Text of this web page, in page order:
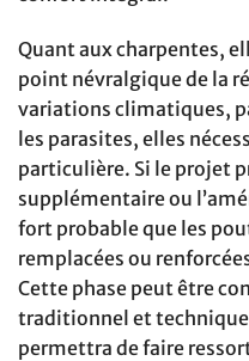
Quant aux charpentes,
point névralgique de la
variations climatiques,
les parasites, elles
particulière. Si le projet
supplémentaire ou
fort probable que les
remplacées ou
Cette phase peut être
traditionnel et
permettra de faire